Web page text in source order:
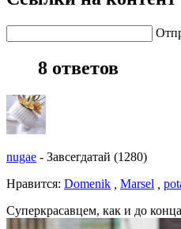
8 ответов
nugae - Завсегдатай (1280)
Нравитcя: Domenik Marsel
Суперкрасавцем, как и до